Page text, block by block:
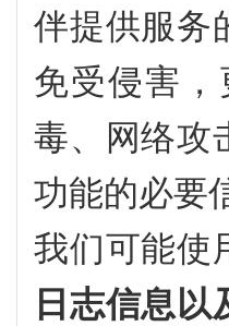
伴提供服务
免受侵害
毒、网络攻
功能的必要
我们可能使
日志信息